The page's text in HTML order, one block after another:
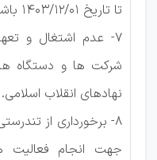
تا تاریخ 1403/12/01 باشد.
7- عدم اشتغال و
شرکت ها و دستگاه
نهادهای انقلاب اسلامی.
8- برخورداری از
جهت انجام